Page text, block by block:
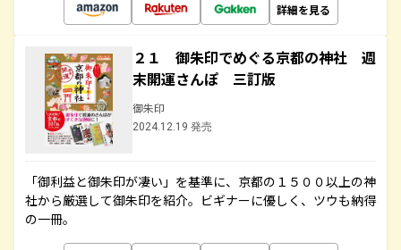
詳細を見る
２１ 御朱印でめぐる京都の神社 週
末開運さんぽ 三訂版
御朱印
2024.12.19 発売
「御利益と御朱印が凄い」を基準に、京都の１５００以上の神
社から厳選して御朱印を紹介。ビギナーに優しく、ツウも納得
の一冊。